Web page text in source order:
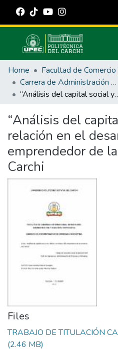
Communities & Collections
All of DSpace
Statistics
Estadísticas Externas
Manuales
Home
Carrera de Administración de Empresas y Marketing
“Análisis del capital social y su
“Análisis del
relación en el
emprendedor de
Carchi
Files
TRABAJO DE TITULACIÓN
(2.46 MB)